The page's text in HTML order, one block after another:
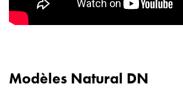
Modèles Natural DN